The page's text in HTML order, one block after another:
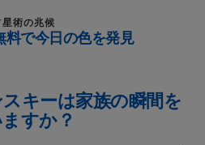
術の兆候
料で今日の色を発見
キーは家族の瞬間を
すか？